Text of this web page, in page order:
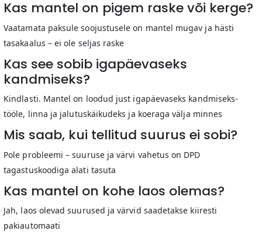
Kas mantel on pigem raske või kerge?
Vaatamata paksule soojustusele on mantel mugav ja hästi
tasakaalus – ei ole seljas raske
Kas see sobib igapäevaseks
kandmiseks?
Kindlasti. Mantel on loodud just igapäevaseks kandmiseks-
tööle, linna ja jalutuskäikudeks ja koeraga välja minnes
Mis saab, kui tellitud suurus ei sobi?
Pole probleemi – suuruse ja värvi vahetus on DPD
tagastuskoodiga alati tasuta
Kas mantel on kohe laos olemas?
Jah, laos olevad suurused ja värvid saadetakse kiiresti
pakiautomaati